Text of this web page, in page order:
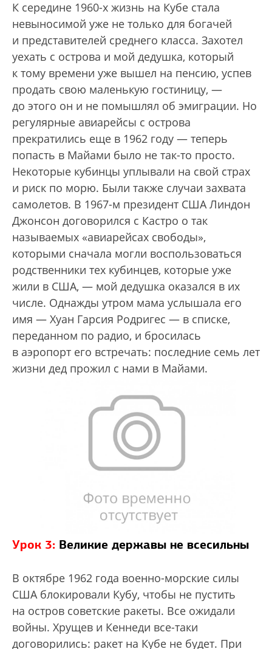
К середине 1960-х жизнь на Кубе стала
невыносимой уже не только для богачей
и представителей среднего класса. Захотел
уехать с острова и мой дедушка, который
к тому времени уже вышел на пенсию, успев
продать свою маленькую гостиницу, —
до этого он и не помышлял об эмиграции. Но
регулярные авиарейсы с острова
прекратились еще в 1962 году — теперь
попасть в Майами было не так-то просто.
Некоторые кубинцы уплывали на свой страх
и риск по морю. Были также случаи захвата
самолетов. В 1967-м президент США Линдон
Джонсон договорился с Кастро о так
называемых «авиарейсах свободы»,
которыми сначала могли воспользоваться
родственники тех кубинцев, которые уже
жили в США, — мой дедушка оказался в их
числе. Однажды утром мама услышала его
имя — Хуан Гарсия Родригес — в списке,
переданном по радио, и бросилась
в аэропорт его встречать: последние семь лет
жизни дед прожил с нами в Майами.
Урок 3: Великие державы не всесильны
В октябре 1962 года военно-морские силы
США блокировали Кубу, чтобы не пустить
на остров советские ракеты. Все ожидали
войны. Хрущев и Кеннеди все-таки
договорились: ракет на Кубе не будет. При